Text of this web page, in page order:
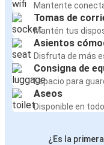
Mantente
Tomas de
Mantén tus
Asientos
Disfruta de más
Consigna de
Espacio para
Aseos
Disponible en
¿Es la